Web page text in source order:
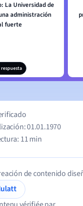
La Universidad de
administración
fuerte
01.01.1970
11 min
de contenido
Hulatt